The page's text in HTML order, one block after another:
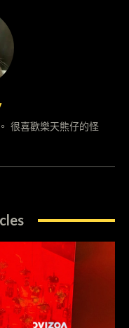
很喜歡樂天熊仔的怪